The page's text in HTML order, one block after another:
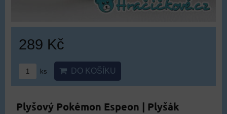
289 Kč
ks DO KOŠÍKU
Plyšový Pokémon Espeon | Plyšák